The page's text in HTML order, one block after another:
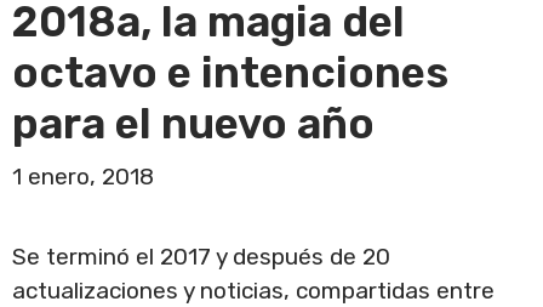
2018a, la magia del
octavo e intenciones
para el nuevo año
1 enero, 2018
Se terminó el 2017 y después de 20
actualizaciones y noticias, compartidas entre